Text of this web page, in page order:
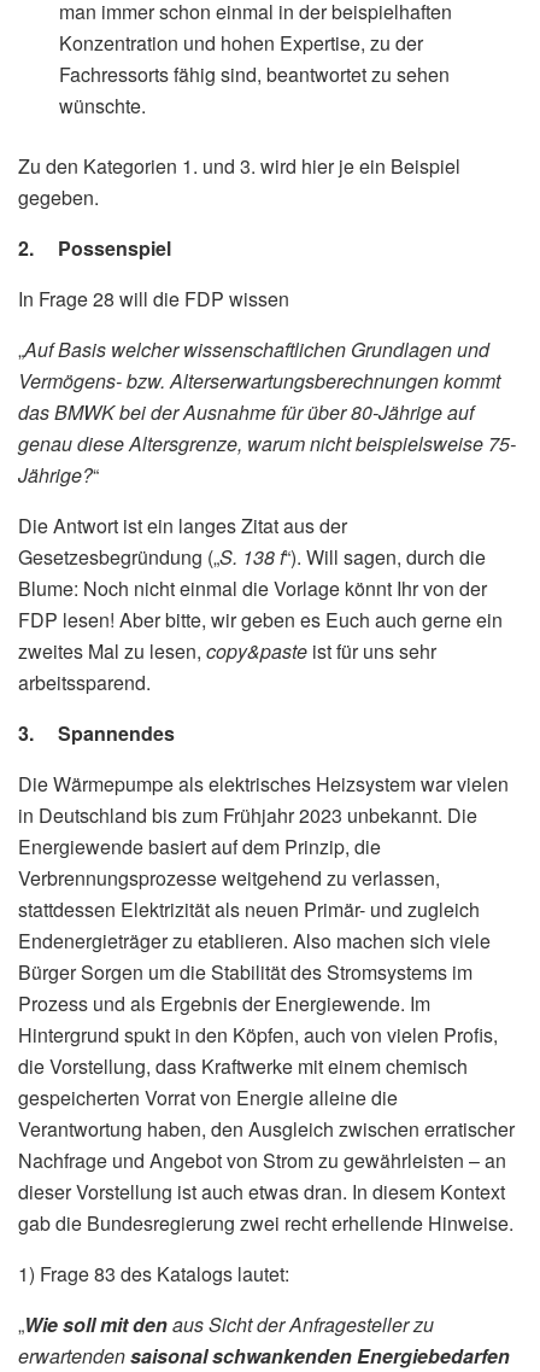
man immer schon einmal in der beispielhaften
Konzentration und hohen Expertise, zu der
Fachressorts fähig sind, beantwortet zu sehen
wünschte.
Zu den Kategorien 1. und 3. wird hier je ein Beispiel
gegeben.
2. Possenspiel
In Frage 28 will die FDP wissen
„Auf Basis welcher wissenschaftlichen Grundlagen und
Vermögens- bzw. Alterserwartungsberechnungen kommt
das BMWK bei der Ausnahme für über 80-Jährige auf
genau diese Altersgrenze, warum nicht beispielsweise 75-
Jährige?“
Die Antwort ist ein langes Zitat aus der
Gesetzesbegründung („S. 138 f“). Will sagen, durch die
Blume: Noch nicht einmal die Vorlage könnt Ihr von der
FDP lesen! Aber bitte, wir geben es Euch auch gerne ein
zweites Mal zu lesen, copy&paste ist für uns sehr
arbeitssparend.
3. Spannendes
Die Wärmepumpe als elektrisches Heizsystem war vielen
in Deutschland bis zum Frühjahr 2023 unbekannt. Die
Energiewende basiert auf dem Prinzip, die
Verbrennungsprozesse weitgehend zu verlassen,
stattdessen Elektrizität als neuen Primär- und zugleich
Endenergieträger zu etablieren. Also machen sich viele
Bürger Sorgen um die Stabilität des Stromsystems im
Prozess und als Ergebnis der Energiewende. Im
Hintergrund spukt in den Köpfen, auch von vielen Profis,
die Vorstellung, dass Kraftwerke mit einem chemisch
gespeicherten Vorrat von Energie alleine die
Verantwortung haben, den Ausgleich zwischen erratischer
Nachfrage und Angebot von Strom zu gewährleisten – an
dieser Vorstellung ist auch etwas dran. In diesem Kontext
gab die Bundesregierung zwei recht erhellende Hinweise.
1) Frage 83 des Katalogs lautet:
„Wie soll mit denaus Sicht der Anfragesteller zu
erwartendensaisonal schwankenden Energiebedarfen